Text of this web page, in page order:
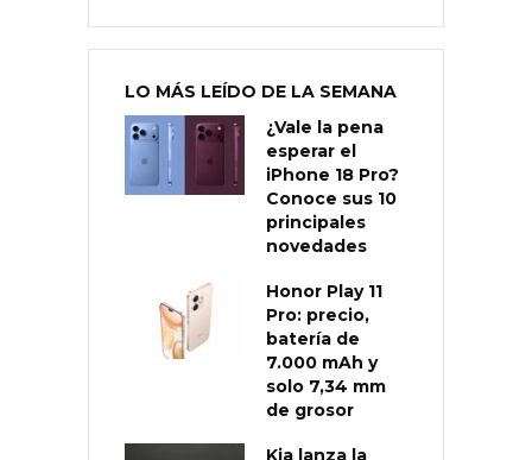
LO MÁS LEÍDO DE LA SEMANA
¿Vale la pena
esperar el
iPhone 18 Pro?
Conoce sus 10
principales
novedades
Honor Play 11
Pro: precio,
batería de
7.000 mAh y
solo 7,34 mm
de grosor
Kia lanza la